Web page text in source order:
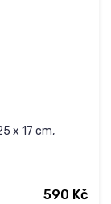
x 17 cm,
590 Kč